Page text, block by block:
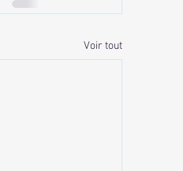
Voir tout